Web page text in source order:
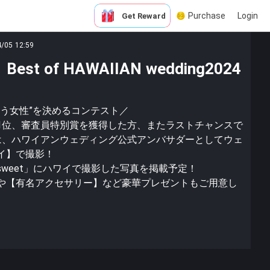
Get Reward Purchase Login
05 12:59
Best of HAWAIIAN wedding2024
女性”を決めるコンテスト／
、審査員特別賞を獲得した方、またラストチャンスで
ハワイアンウェディング公式アンバサダーとしてウェ
】で撮影！
」にハワイで撮影した写真を掲載予定！
【有名アクセサリー】など豪華プレゼントもご用意し